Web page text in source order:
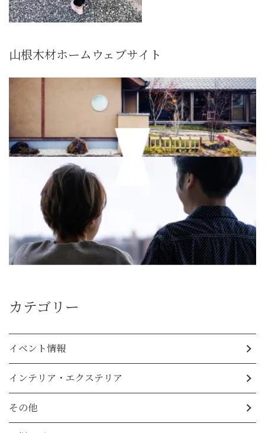
山根木材ホームウェブサイト
カテゴリー
イベント情報
インテリア・エクステリア
その他